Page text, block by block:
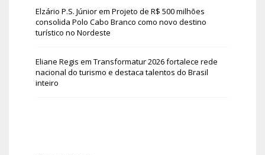
Elzário P.S. Júniorem Projeto de R$ 500 milhões
consolida Polo Cabo Branco como novo destino
turístico no Nordeste
Eliane Regis em Transformatur 2026 fortalece rede
nacional do turismo e destaca talentos do Brasil
inteiro